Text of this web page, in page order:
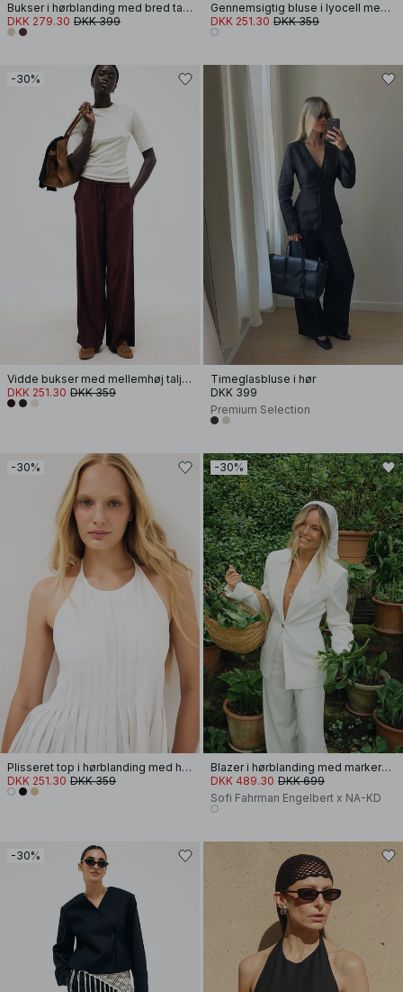
Bukser i hørblanding med bred talje
DKK 279.30 DKK 399
Gennemsigtig bluse i lyocell med lange ærmer og hulmønster
DKK 251.30 DKK 359
-30%
Vidde bukser med mellemhøj talje i viskoseblanding
DKK 251.30 DKK 359
Timeglasbluse i hør
DKK 399
Premium Selection
-30%
Plisseret top i hørblanding med halterneck
DKK 251.30 DKK 359
-30%
Blazer i hørblanding med markeret talje
DKK 489.30 DKK 699
Sofi Fahrman Engelbert x NA-KD
-30%